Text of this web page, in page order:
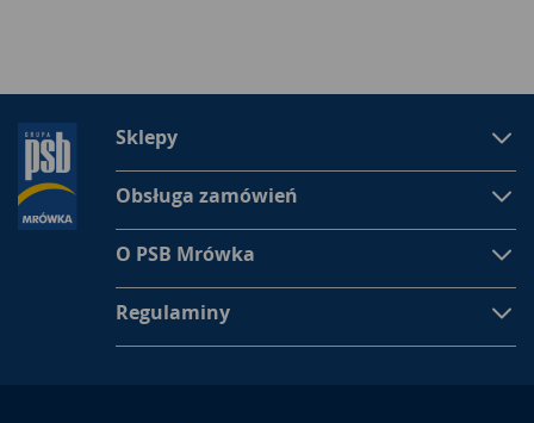
Sklepy
Obsługa zamówień
O PSB Mrówka
Regulaminy